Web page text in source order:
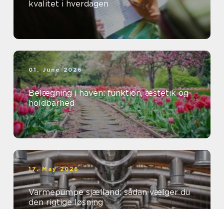
kvalitet i hverdagen
01. June 2026
Belægning i haven: funktion, æstetik og
holdbarhed
17. May 2026
Varmepumpe sjælland: sådan vælger du
den rigtige løsning